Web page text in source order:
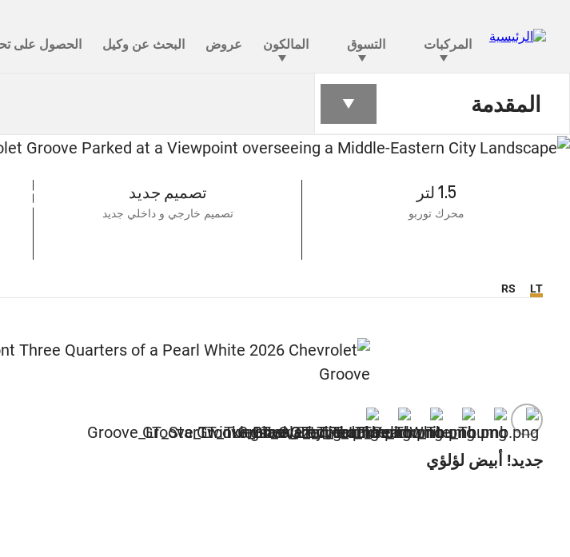
المقدمة
1.5 لتر
محرك توربو
تصميم جديد
تصميم خارجي و داخلي جديد
LT
RS
جديد! أبيض لؤلؤي